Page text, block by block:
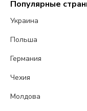
Популярные
Украина
Польша
Германия
Чехия
Молдова